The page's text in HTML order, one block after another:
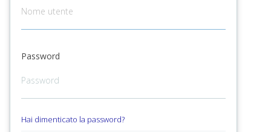
Password
Hai dimenticato la password?